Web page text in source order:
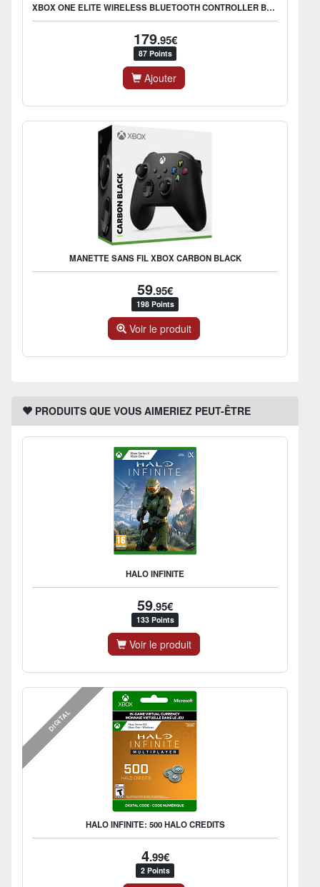
XBOX ONE ELITE WIRELESS BLUETOOTH CONTROLLER BLACK SERIES 2
179.95€
87 Points
Ajouter
MANETTE SANS FIL XBOX CARBON BLACK
59.95€
198 Points
Voir le produit
PRODUITS QUE VOUS AIMERIEZ PEUT-ÊTRE
HALO INFINITE
59.95€
133 Points
Voir le produit
HALO INFINITE: 500 HALO CREDITS
4.99€
2 Points
DIGITAL